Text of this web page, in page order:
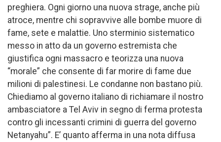
preghiera. Ogni giorno una nuova strage, anche più
atroce, mentre chi sopravvive alle bombe muore di
fame, sete e malattie. Uno sterminio sistematico
messo in atto da un governo estremista che
giustifica ogni massacro e teorizza una nuova
“morale” che consente di far morire di fame due
milioni di palestinesi. Le condanne non bastano più.
Chiediamo al governo italiano di richiamare il nostro
ambasciatore a Tel Aviv in segno di ferma protesta
contro gli incessanti crimini di guerra del governo
Netanyahu”. E’ quanto afferma in una nota diffusa